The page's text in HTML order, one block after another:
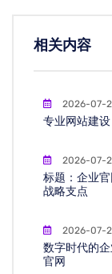
相关内容
2026-07-
专业网站建
2026-07-
标题：企业
战略支点
2026-07-
数字时代的
官网